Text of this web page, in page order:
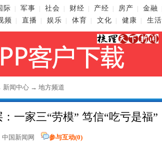
际 军事 社会 财经 产经 房产 金融
频 直播 娱乐 体育 文化 健康 生活
新闻中心 → 地方频道
一家三“劳模” 笃信“吃亏是福”
中国新闻网 参与互动(0)